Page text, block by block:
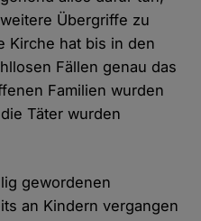
Übergriffe zu
Kirche hat bis in den
Fällen genau das
Familien wurden
Täter wurden
gewordenen
an Kindern vergangen